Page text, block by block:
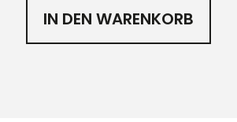
IN DEN WARENKORB